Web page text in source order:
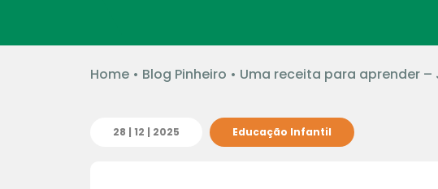
Home• Blog Pinheiro • Uma receita para aprender –
28 | 12 | 2025 Educação Infantil